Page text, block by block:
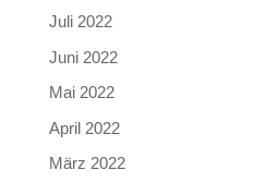
Juli 2022
Juni 2022
Mai 2022
April 2022
März 2022